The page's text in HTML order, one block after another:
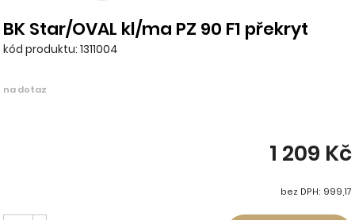
BK Star/OVAL kl/ma PZ 90 F1 překryt
kód produktu: 1311004
na dotaz
1 209 Kč
bez DPH: 999,17